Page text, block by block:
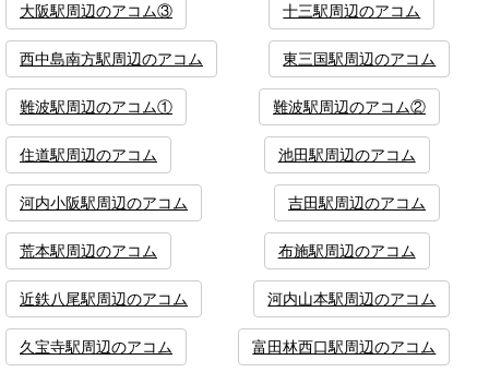
大阪駅周辺のアコム③ 十三駅周辺のアコム
西中島南方駅周辺のアコム 東三国駅周辺のアコム
難波駅周辺のアコム① 難波駅周辺のアコム②
住道駅周辺のアコム 池田駅周辺のアコム
河内小阪駅周辺のアコム 吉田駅周辺のアコム
荒本駅周辺のアコム 布施駅周辺のアコム
近鉄八尾駅周辺のアコム 河内山本駅周辺のアコム
久宝寺駅周辺のアコム 富田林西口駅周辺のアコム